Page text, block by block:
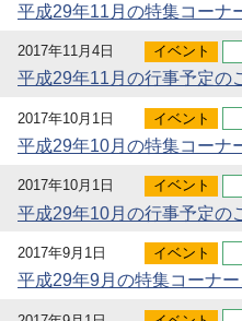
平成29年11月の特集コーナ
2017年11月4日 イベント
平成29年11月の行事予定の
2017年10月1日 イベント
平成29年10月の特集コーナ
2017年10月1日 イベント
平成29年10月の行事予定の
2017年9月1日 イベント
平成29年9月の特集コーナ